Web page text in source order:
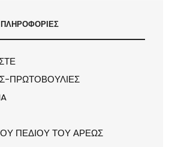
ΠΡΩΤΟΒΟΥΛΙΕΣ
ΠΕΔΙΟΥ ΤΟΥ ΑΡΕΩΣ